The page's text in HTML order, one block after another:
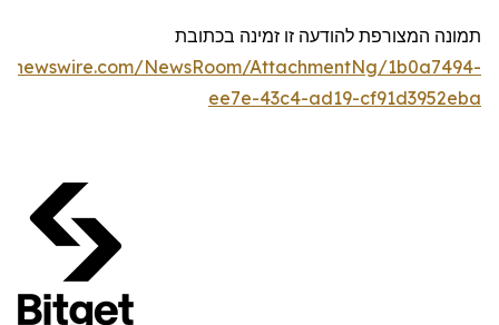
תמונה המצורפת להודעה זו זמינה בכתובת
NewsRoom/AttachmentNg/1b0a7494-
ee7e-43c4-ad19-cf91d3952eba